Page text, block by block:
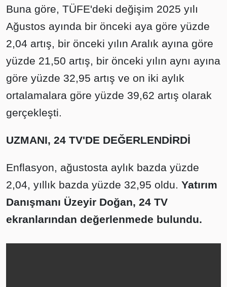
Buna göre, TÜFE'deki değişim 2025 yılı
Ağustos ayında bir önceki aya göre yüzde
2,04 artış, bir önceki yılın Aralık ayına göre
yüzde 21,50 artış, bir önceki yılın aynı ayına
göre yüzde 32,95 artış ve on iki aylık
ortalamalara göre yüzde 39,62 artış olarak
gerçekleşti.
UZMANI, 24 TV'DE DEĞERLENDİRDİ
Enflasyon, ağustosta aylık bazda yüzde
2,04, yıllık bazda yüzde 32,95 oldu. Yatırım
Danışmanı Üzeyir Doğan, 24 TV
ekranlarından değerlenmede bulundu.